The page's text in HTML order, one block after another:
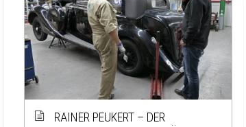
RAINER PEUKERT – DER